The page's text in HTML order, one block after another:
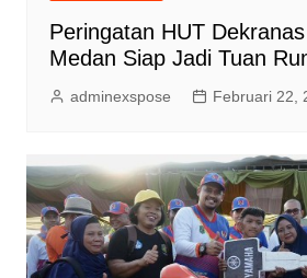
Peringatan HUT
Medan Siap Jadi Tuan
adminexspose Februari 22,